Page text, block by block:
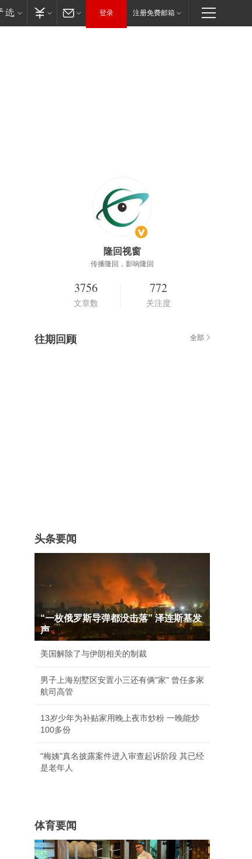
登录 注册免费邮箱
隆回视窗
传播隆回，影响隆回
3756
文章数
772
关注度
往期回顾 全部
头条要闻
“一枚俄罗斯导弹都没击落” 泽连斯基发
声
美国解除了与伊朗相关的制裁
男子上海别墅区安置小三还有俩"家" 曾任多家
航司高管
13岁少年为补贴家用晚上夜市炒粉 一晚能炒
100多份
"梅姨"真名披露案件进入审查起诉阶段 其已经
是老年人
体育要闻